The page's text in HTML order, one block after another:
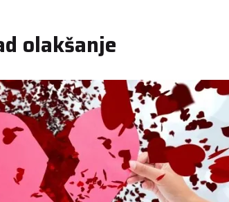
olakšanje